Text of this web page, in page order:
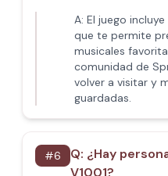
A: El juego
que te permite
musicales
comunidad de
volver a visitar y
guardadas.
#6 Q: ¿Hay
V1001?